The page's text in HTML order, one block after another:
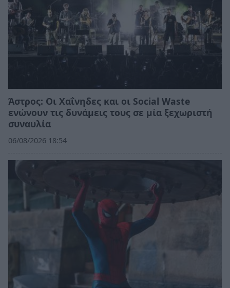
Άστρος: Οι Χαΐνηδες και οι Social Waste
ενώνουν τις δυνάμεις τους σε μία ξεχωριστή
συναυλία
06/08/2026 18:54